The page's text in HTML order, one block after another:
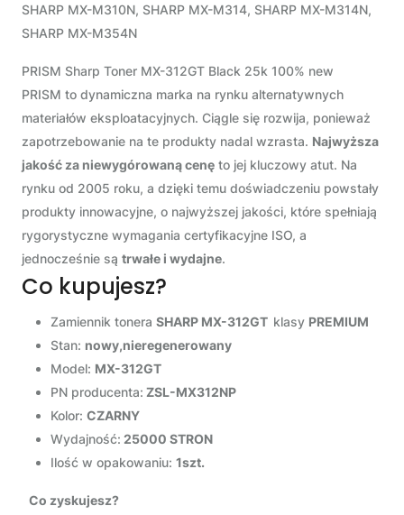
SHARP MX-M310N, SHARP MX-M314, SHARP MX-M314N,
SHARP MX-M354N
PRISM Sharp Toner MX-312GT Black 25k 100% new
PRISM to dynamiczna marka na rynku alternatywnych
materiałów eksploatacyjnych. Ciągle się rozwija, ponieważ
zapotrzebowanie na te produkty nadal wzrasta. Najwyższa
jakość za niewygórowaną cenę to jej kluczowy atut. Na
rynku od 2005 roku, a dzięki temu doświadczeniu powstały
produkty innowacyjne, o najwyższej jakości, które spełniają
rygorystyczne wymagania certyfikacyjne ISO, a
jednocześnie są trwałe i wydajne.
Co kupujesz?
Zamiennik tonera SHARP MX-312GT klasy PREMIUM
Stan: nowy,nieregenerowany
Model: MX-312GT
PN producenta: ZSL-MX312NP
Kolor: CZARNY
Wydajność: 25000 STRON
Ilość w opakowaniu: 1szt.
Co zyskujesz?